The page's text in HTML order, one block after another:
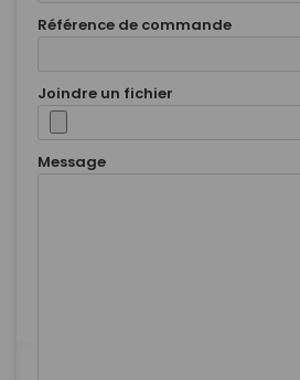
Référence de commande
Joindre un fichier
Message